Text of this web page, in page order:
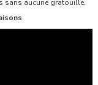
sans aucune gratouille.